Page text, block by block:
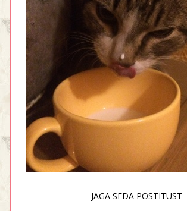
JAGA SEDA POSTITUST